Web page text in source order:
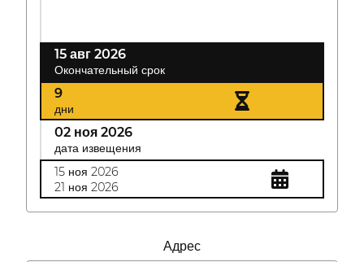
15 авг 2026
Окончательный срок
9
дни
02 ноя 2026
дата извещения
15 ноя 2026
21 ноя 2026
Адрес